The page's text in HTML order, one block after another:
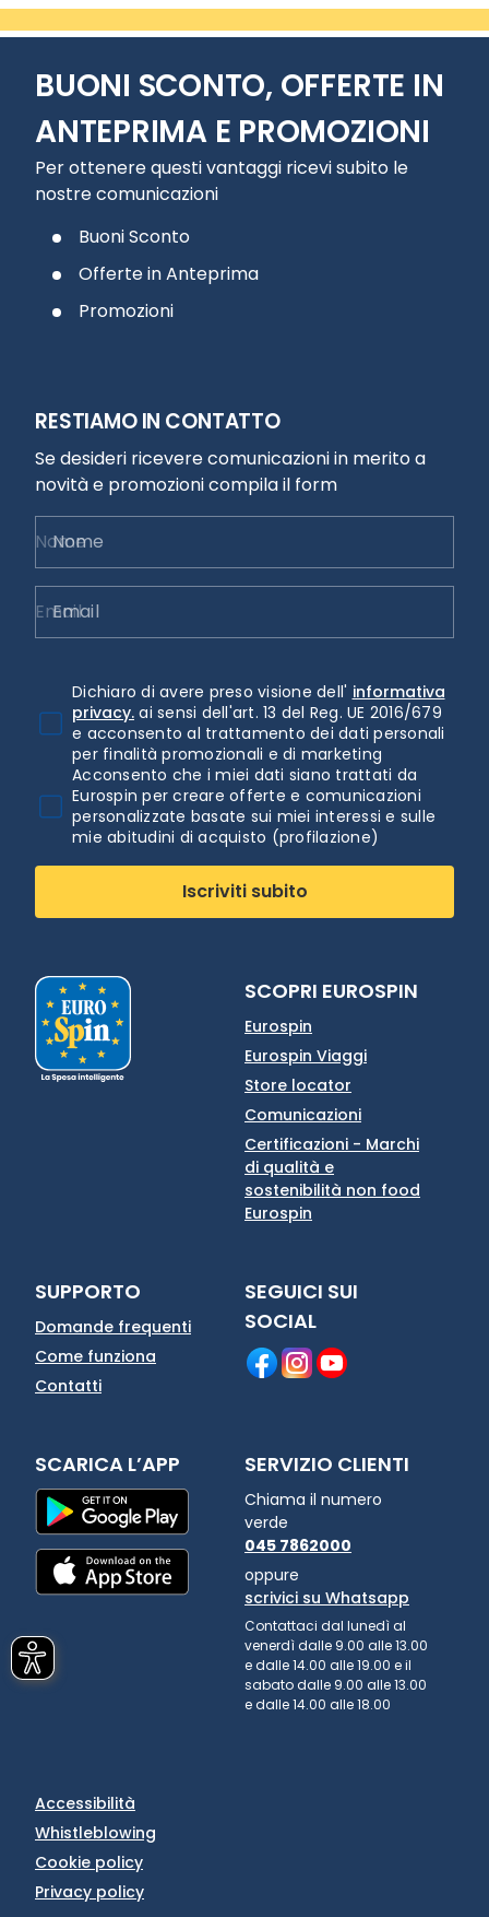
BUONI SCONTO, OFFERTE IN
ANTEPRIMA E PROMOZIONI
Per ottenere questi vantaggi ricevi subito le
nostre comunicazioni
Buoni Sconto
Offerte in Anteprima
Promozioni
RESTIAMO IN CONTATTO
Se desideri ricevere comunicazioni in merito a
novità e promozioni compila il form
Nome
Email
Dichiaro di avere preso visione dell' informativa
privacy. ai sensi dell'art. 13 del Reg. UE 2016/679
e acconsento al trattamento dei dati personali
per finalità promozionali e di marketing
Acconsento che i miei dati siano trattati da
Eurospin per creare offerte e comunicazioni
personalizzate basate sui miei interessi e sulle
mie abitudini di acquisto (profilazione)
Iscriviti subito
SCOPRI EUROSPIN
Eurospin
Eurospin Viaggi
Store locator
Comunicazioni
Certificazioni - Marchi
di qualità e
sostenibilità non food
Eurospin
SUPPORTO
Domande frequenti
Come funziona
Contatti
SEGUICI SUI
SOCIAL
SCARICA L’APP SERVIZIO CLIENTI
Chiama il numero
verde
045 7862000
oppure
scrivici su Whatsapp
Contattaci dal lunedì al
venerdì dalle 9.00 alle 13.00
e dalle 14.00 alle 19.00 e il
sabato dalle 9.00 alle 13.00
e dalle 14.00 alle 18.00
Accessibilità
Whistleblowing
Cookie policy
Privacy policy